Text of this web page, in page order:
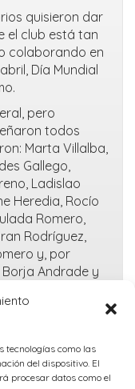
tecnologías como las
del dispositivo. El
procesar datos como el
quisieron dar
el club está tan
colaborando en
Día Mundial
pero
todos
Marta Villalba,
Gallego,
Ladislao
Heredia, Rocío
Romero,
Rodríguez,
y, por
Borja Andrade y